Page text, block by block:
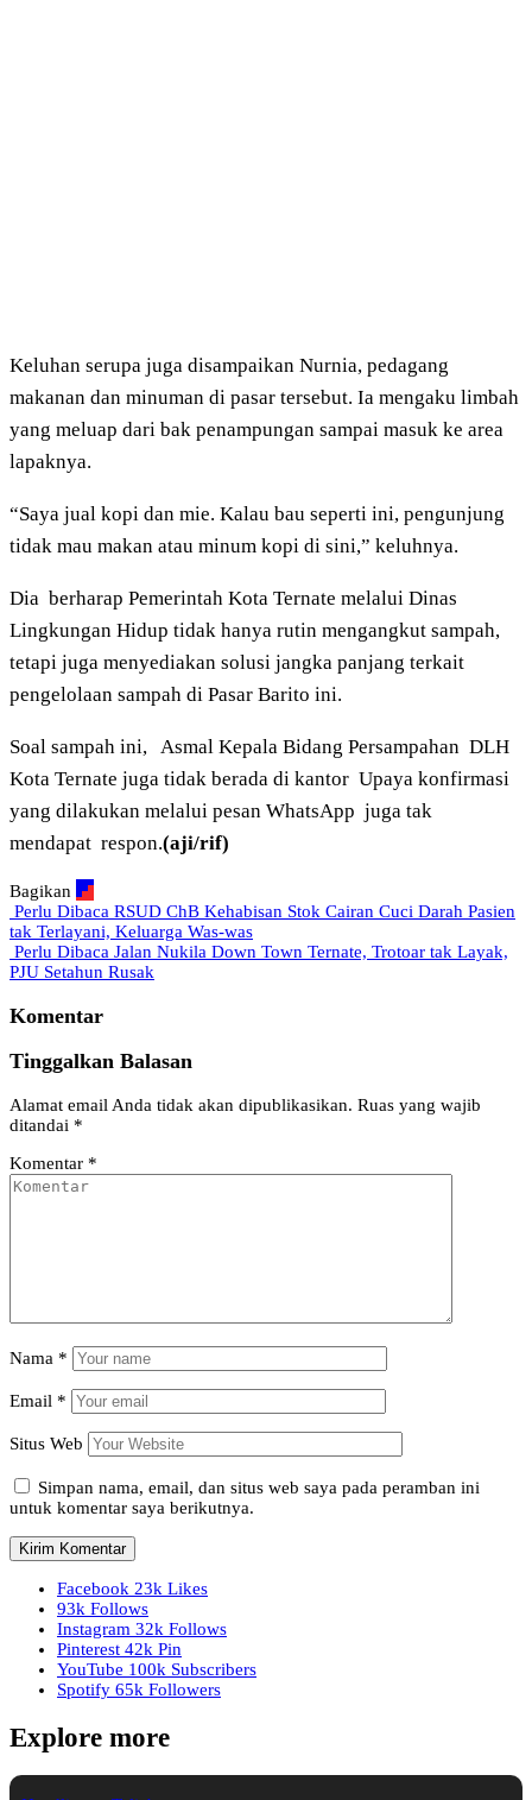
Keluhan serupa juga disampaikan Nurnia, pedagang
makanan dan minuman di pasar tersebut. Ia mengaku limbah
yang meluap dari bak penampungan sampai masuk ke area
lapaknya.
“Saya jual kopi dan mie. Kalau bau seperti ini, pengunjung
tidak mau makan atau minum kopi di sini,” keluhnya.
Dia berharap Pemerintah Kota Ternate melalui Dinas
Lingkungan Hidup tidak hanya rutin mengangkut sampah,
tetapi juga menyediakan solusi jangka panjang terkait
pengelolaan sampah di Pasar Barito ini.
Soal sampah ini, Asmal Kepala Bidang Persampahan DLH
Kota Ternate juga tidak berada di kantor Upaya konfirmasi
yang dilakukan melalui pesan WhatsApp juga tak
mendapat respon.(aji/rif)
Bagikan
Perlu Dibaca RSUD ChB Kehabisan Stok Cairan Cuci Darah Pasien
tak Terlayani, Keluarga Was-was
Perlu Dibaca Jalan Nukila Down Town Ternate, Trotoar tak Layak,
PJU Setahun Rusak
Komentar
Tinggalkan Balasan
Alamat email Anda tidak akan dipublikasikan. Ruas yang wajib
ditandai *
Komentar *
Nama *
Email *
Situs Web
Simpan nama, email, dan situs web saya pada peramban ini
untuk komentar saya berikutnya.
Facebook 23k Likes
93k Follows
Instagram 32k Follows
Pinterest 42k Pin
YouTube 100k Subscribers
Spotify 65k Followers
Explore more